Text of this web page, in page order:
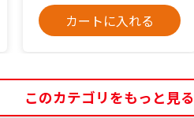
カートに入れる
このカテゴリをもっと見る